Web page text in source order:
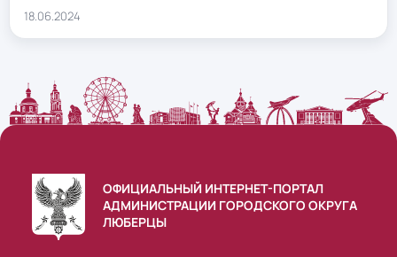
18.06.2024
ОФИЦИАЛЬНЫЙ ИНТЕРНЕТ-ПОРТАЛ
АДМИНИСТРАЦИИ ГОРОДСКОГО ОКРУГА
ЛЮБЕРЦЫ